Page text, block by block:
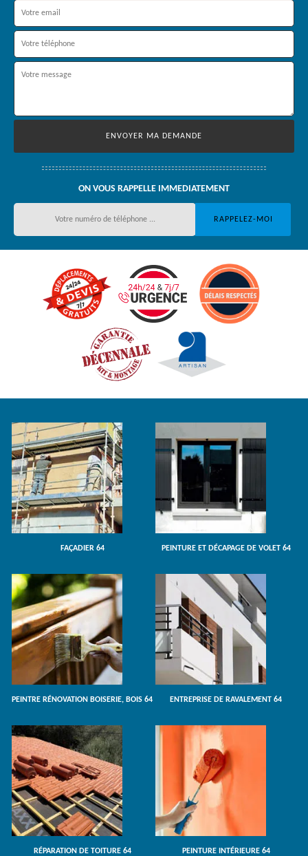
ON VOUS RAPPELLE IMMEDIATEMENT
FAÇADIER 64 PEINTURE ET DÉCAPAGE DE VOLET 64
PEINTRE RÉNOVATION BOISERIE, BOIS 64 ENTREPRISE DE RAVALEMENT 64
RÉPARATION DE TOITURE 64 PEINTURE INTÉRIEURE 64